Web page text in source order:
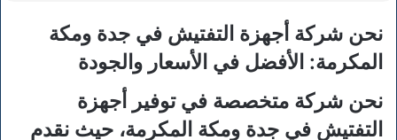
نحن شركة أجهزة التفتيش في جدة ومكة
المكرمة: الأفضل في الأسعار والجودة
نحن شركة متخصصة في توفير أجهزة
التفتيش في جدة ومكة المكرمة، حيث نقدم